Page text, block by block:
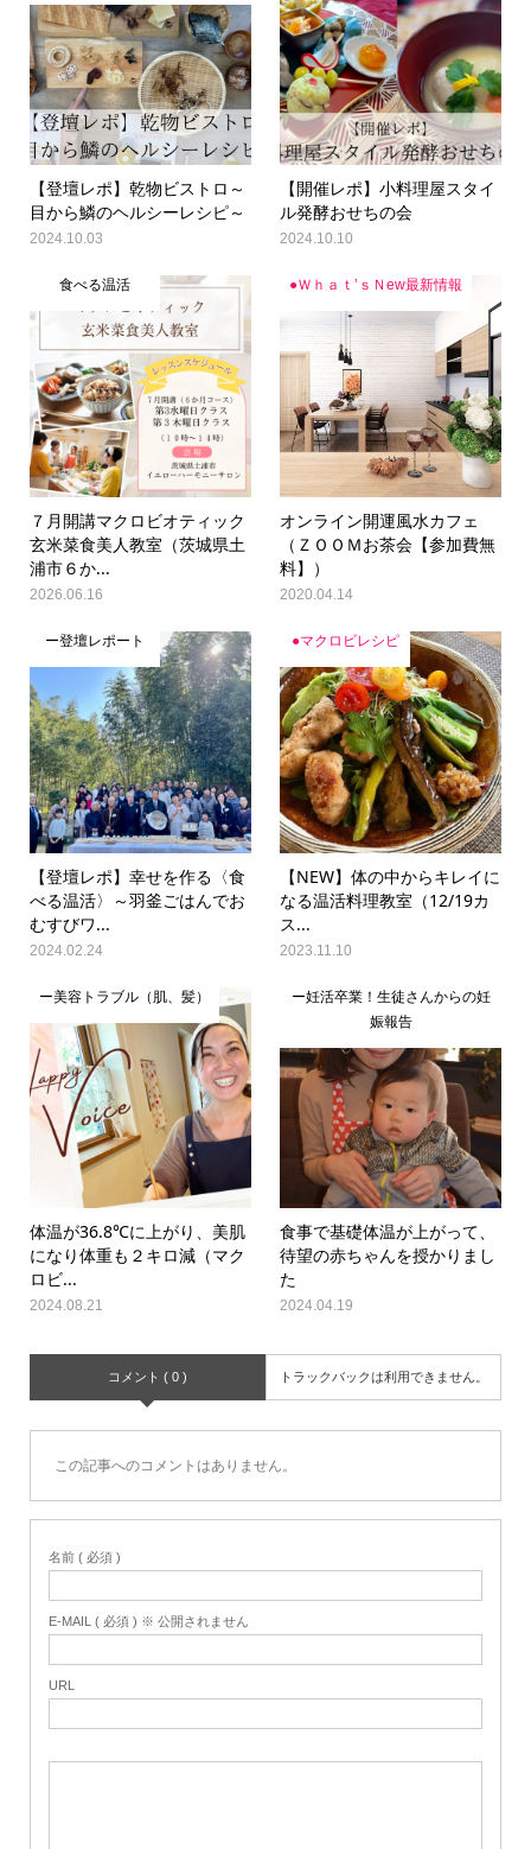
【登壇レポ】乾物ビストロ～
目から鱗のヘルシーレシピ～
2024.10.03
【開催レポ】小料理屋スタイ
ル発酵おせちの会
2024.10.10
食べる温活
７月開講マクロビオティック
玄米菜食美人教室（茨城県土
浦市６か...
2026.06.16
●Ｗｈａｔ’ｓＮew最新情報
オンライン開運風水カフェ
（ＺＯＯＭお茶会【参加費無
料】）
2020.04.14
ー登壇レポート
【登壇レポ】幸せを作る〈食
べる温活〉～羽釜ごはんでお
むすびワ...
2024.02.24
●マクロビレシピ
【NEW】体の中からキレイに
なる温活料理教室（12/19カ
ス...
2023.11.10
ー美容トラブル（肌、髪）
体温が36.8℃に上がり、美肌
になり体重も２キロ減（マク
ロビ...
2024.08.21
ー妊活卒業！生徒さんからの妊
娠報告
食事で基礎体温が上がって、
待望の赤ちゃんを授かりまし
た
2024.04.19
コメント ( 0 ) トラックバックは利用できません。
この記事へのコメントはありません。
名前 ( 必須 )
E-MAIL ( 必須 ) ※ 公開されません
URL